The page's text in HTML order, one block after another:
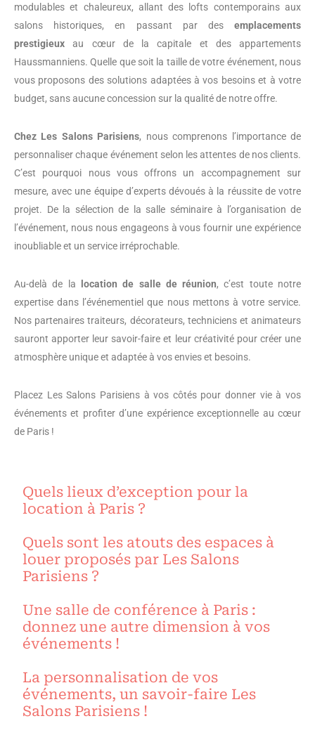
modulables et chaleureux, allant des lofts contemporains aux
salons historiques, en passant par desemplacements
prestigieux au cœur de la capitale et des appartements
Haussmanniens. Quelle que soit la taille de votre événement, nous
vous proposons des solutions adaptées à vos besoins et à votre
budget, sans aucune concession sur la qualité de notre offre.
Chez Les Salons Parisiens, nous comprenons l’importance de
personnaliser chaque événement selon les attentes de nos clients.
C’est pourquoi nous vous offrons un accompagnement sur
mesure, avec une équipe d’experts dévoués à la réussite de votre
projet. De la sélection de la salle séminaire à l’organisation de
l’événement, nous nous engageons à vous fournir une expérience
inoubliable et un service irréprochable.
Au-delà de la location de salle de réunion, c’est toute notre
expertise dans l’événementiel que nous mettons à votre service.
Nos partenaires traiteurs, décorateurs, techniciens et animateurs
sauront apporter leur savoir-faire et leur créativité pour créer une
atmosphère unique et adaptée à vos envies et besoins.
Placez Les Salons Parisiens à vos côtés pour donner vie à vos
événements et profiter d’une expérience exceptionnelle au cœur
de Paris !
Quels lieux d’exception pour la
location à Paris ?
Quels sont les atouts des espaces à
louer proposés par Les Salons
Parisiens ?
Une salle de conférence à Paris :
donnez une autre dimension à vos
événements !
La personnalisation de vos
événements, un savoir-faire Les
Salons Parisiens !